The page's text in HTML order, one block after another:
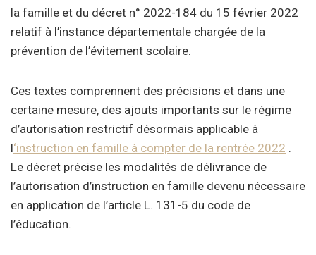
la famille et du décret n° 2022-184 du 15 février 2022
relatif à l’instance départementale chargée de la
prévention de l’évitement scolaire.
Ces textes comprennent des précisions et dans une
certaine mesure, des ajouts importants sur le régime
d’autorisation restrictif désormais applicable à
l‘instruction en famille à compter de la rentrée 2022 .
Le décret précise les modalités de délivrance de
l’autorisation d’instruction en famille devenu nécessaire
en application de l’article L. 131-5 du code de
l’éducation.